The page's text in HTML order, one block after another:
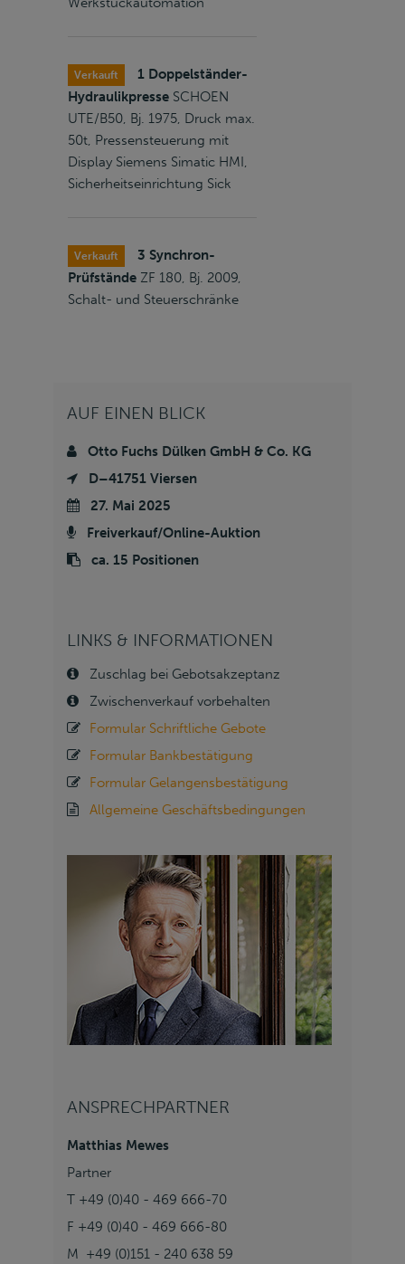
Verkauft
1 Doppelständer-
Hydraulikpresse SCHOEN
UTE/B50, Bj. 1975, Druck max.
50t, Pressensteuerung mit
Display Siemens Simatic HMI,
Sicherheitseinrichtung Sick
Verkauft
3 Synchron-
Prüfstände ZF 180, Bj. 2009,
Schalt- und Steuerschränke
AUF EINEN BLICK
Otto Fuchs Dülken GmbH & Co. KG
D–41751 Viersen
27. Mai 2025
Freiverkauf/Online-Auktion
ca. 15 Positionen
LINKS & INFORMATIONEN
Zuschlag bei Gebotsakzeptanz
Zwischenverkauf vorbehalten
Formular Schriftliche Gebote
Formular Bankbestätigung
Formular Gelangensbestätigung
Allgemeine Geschäftsbedingungen
ANSPRECHPARTNER
Matthias Mewes
Partner
T +49 (0)40 - 469 666-70
F +49 (0)40 - 469 666-80
M +49 (0)151 - 240 638 59